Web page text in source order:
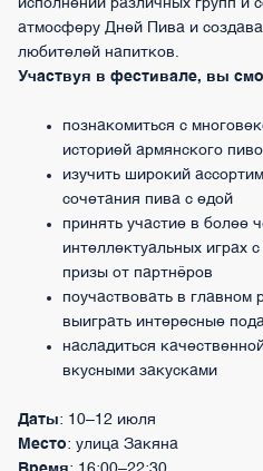
исполнении различных групп и
атмосферу Дней Пива и
любителей напитков.
Участвуя в фестивале, вы
познакомиться с
историей армянского
изучить широкий
сочетания пива с едой
принять участие в более
интеллектуальных играх
призы от партнёров
поучаствовать в
выиграть интересные
насладиться
вкусными закусками
Даты: 10–12 июля
Место: улица Закяна